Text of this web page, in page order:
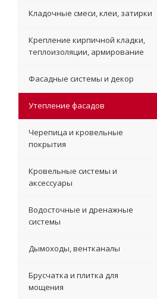
Кладочные смеси, клеи, затирки
Крепление кирпичной кладки,
теплоизоляции, армирование
Фасадные системы и декор
Утепление фасадов
Черепица и кровельные
покрытия
Кровельные системы и
аксессуары
Водосточные и дренажные
системы
Дымоходы, вентканалы
Брусчатка и плитка для
мощения